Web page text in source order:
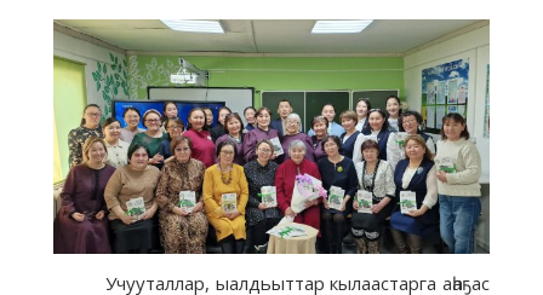
Учууталлар, ыалдьыттар кылаастарга аһаҕас